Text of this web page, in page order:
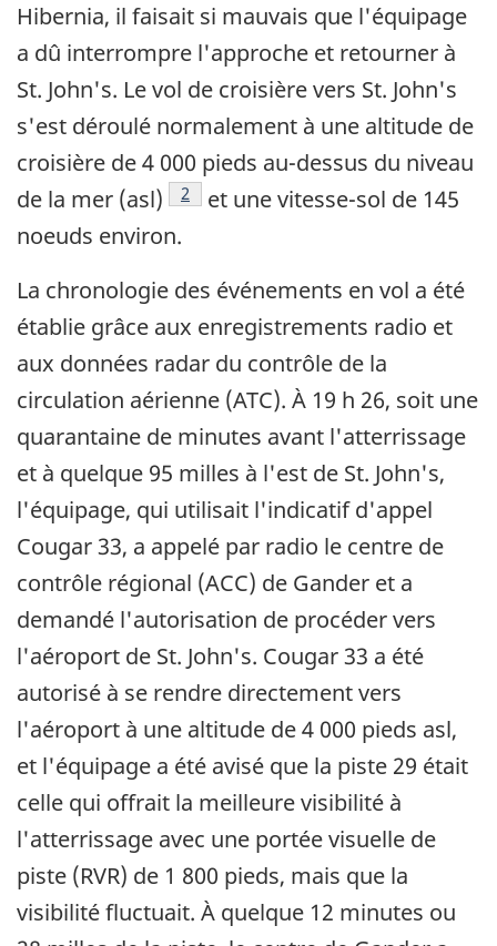
Hibernia, il faisait si mauvais que l'équipage
a dû interrompre l'approche et retourner à
St. John's. Le vol de croisière vers St. John's
s'est déroulé normalement à une altitude de
croisière de 4 000 pieds au-dessus du niveau
de la mer (asl)
Footnote
2
et une vitesse-sol de 145
noeuds environ.
La chronologie des événements en vol a été
établie grâce aux enregistrements radio et
aux données radar du contrôle de la
circulation aérienne (ATC). À 19 h 26, soit une
quarantaine de minutes avant l'atterrissage
et à quelque 95 milles à l'est de St. John's,
l'équipage, qui utilisait l'indicatif d'appel
Cougar 33, a appelé par radio le centre de
contrôle régional (ACC) de Gander et a
demandé l'autorisation de procéder vers
l'aéroport de St. John's. Cougar 33 a été
autorisé à se rendre directement vers
l'aéroport à une altitude de 4 000 pieds asl,
et l'équipage a été avisé que la piste 29 était
celle qui offrait la meilleure visibilité à
l'atterrissage avec une portée visuelle de
piste (RVR) de 1 800 pieds, mais que la
visibilité fluctuait. À quelque 12 minutes ou